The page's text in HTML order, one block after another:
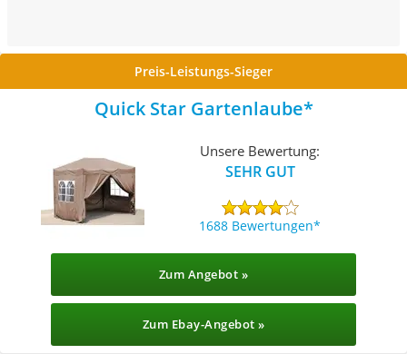
Preis-Leistungs-Sieger
Quick Star Gartenlaube
Unsere Bewertung:
SEHR GUT
1688 Bewertungen
Zum Angebot »
Zum Ebay-Angebot »